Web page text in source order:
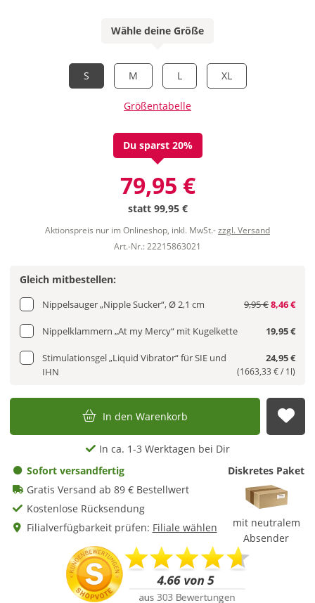
Wähle deine Größe
S M L XL
Größentabelle
Du sparst 20%
79,95 €
statt 99,95 €
Aktionspreis nur im Onlineshop, inkl. MwSt.-zzgl. Versand
Art.-Nr.: 22215863021
Gleich mitbestellen:
Nippelsauger „Nipple Sucker“, Ø 2,1 cm 9,95 €8,46 €
Nippelklammern „At my Mercy“ mit Kugelkette 19,95 €
Stimulationsgel „Liquid Vibrator“ für SIE und
IHN
24,95 €
(1663,33 € / 1l)
In den Warenkorb
In ca. 1-3 Werktagen bei Dir
Sofort versandfertig
Gratis Versand ab 89 € Bestellwert
Kostenlose Rücksendung
Filialverfügbarkeit prüfen: Filiale wählen
Diskretes Paket
mit neutralem
Absender